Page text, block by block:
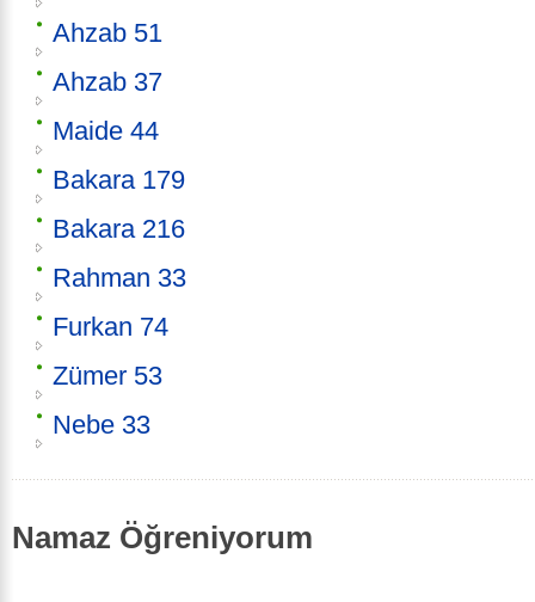
Ahzab 51
Ahzab 37
Maide 44
Bakara 179
Bakara 216
Rahman 33
Furkan 74
Zümer 53
Nebe 33
Namaz Öğreniyorum